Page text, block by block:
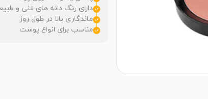
دارای رنگ‌ دانه‌ های غنی و
ماندگاری بالا در طول روز
مناسب برای انواع پوست